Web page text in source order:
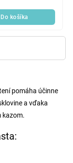
Do košíka
pomáha účinne
a vďaka
kazom.